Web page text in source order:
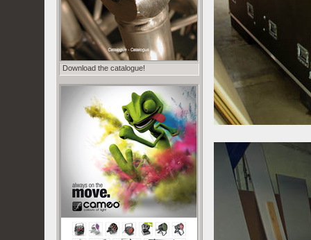
Download the catalogue!